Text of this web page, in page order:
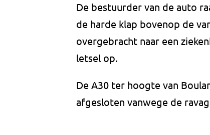
De bestuurder van de auto
de harde klap bovenop de
overgebracht naar een
letsel op.
De A30 ter hoogte van
afgesloten vanwege de